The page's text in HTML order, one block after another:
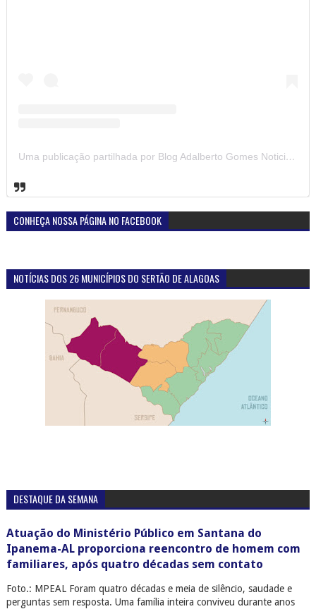
Uma publicação partilhada por Blog Adalberto Gomes Noticias (@blogadalbertogomesnoticiass)
CONHEÇA NOSSA PÁGINA NO FACEBOOK
NOTÍCIAS DOS 26 MUNICÍPIOS DO SERTÃO DE ALAGOAS
DESTAQUE DA SEMANA
Atuação do Ministério Público em Santana do
Ipanema-AL proporciona reencontro de homem com
familiares, após quatro décadas sem contato
Foto.: MPEAL Foram quatro décadas e meia de silêncio, saudade e
perguntas sem resposta. Uma família inteira conviveu durante anos